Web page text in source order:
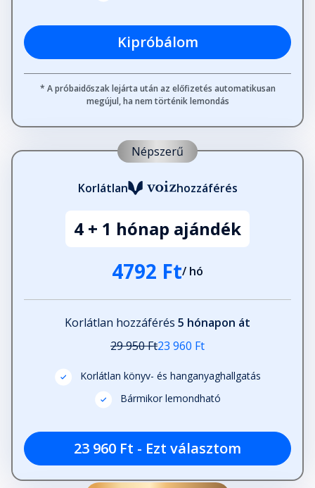
Kipróbálom
* A próbaidőszak lejárta után az előfizetés automatikusan
megújul, ha nem történik lemondás
Népszerű
Korlátlan hozzáférés
4 + 1 hónap ajándék
4792 Ft/ hó
Korlátlan hozzáférés 5 hónapon át
29 950 Ft23 960 Ft
Korlátlan könyv- és hanganyaghallgatás
Bármikor lemondható
23 960 Ft - Ezt választom